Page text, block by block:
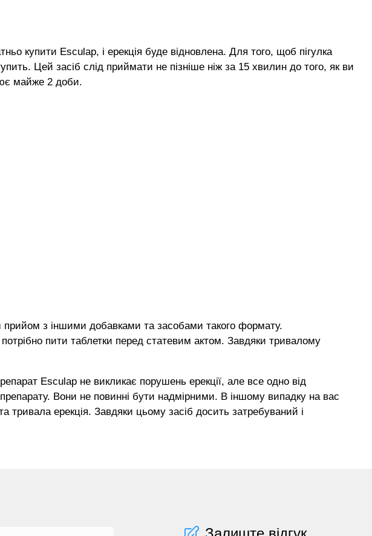
купити Esculap, і ерекція буде відновлена. Для того, щоб пігулка
Цей засіб слід приймати не пізніше ніж за 15 хвилин до того, як ви
майже 2 доби.
прийом з іншими добавками та засобами такого формату.
пити таблетки перед статевим актом. Завдяки тривалому
Esculap не викликає порушень ерекції, але все одно від
Вони не повинні бути надмірними. В іншому випадку на вас
тривала ерекція. Завдяки цьому засіб досить затребуваний і